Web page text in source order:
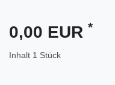
0,00 EUR *
Inhalt 1 Stück